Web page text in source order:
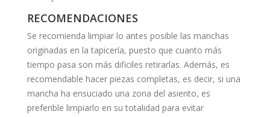
RECOMENDACIONES
Se recomienda limpiar lo antes posible las manchas
originadas en la tapicería, puesto que cuanto más
tiempo pasa son más dificiles retirarlas. Además, es
recomendable hacer piezas completas, es decir, si una
mancha ha ensuciado una zona del asiento, es
preferible limpiarlo en su totalidad para evitar